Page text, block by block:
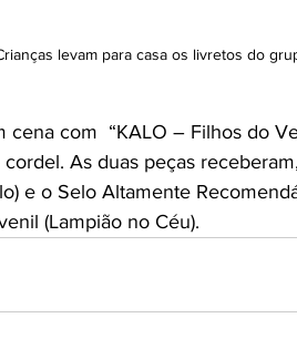
levam para casa os livretos do
com  “KALO – Filhos do
As duas peças
e o Selo Altamente
(Lampião no Céu).